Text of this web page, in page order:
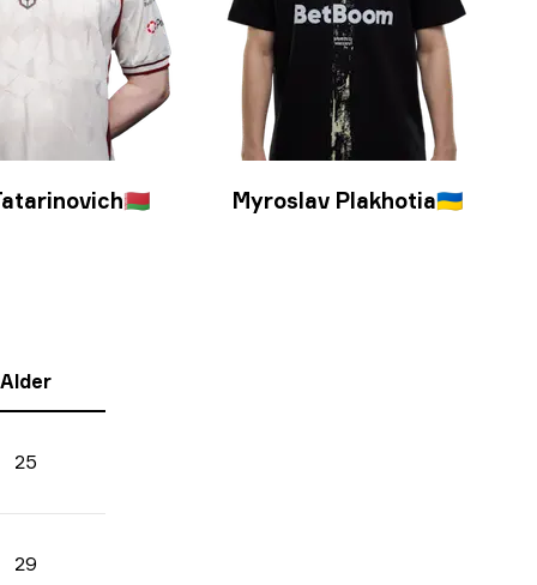
🇧🇾 Myroslav Plakhotia🇺🇦
Alder
25
29